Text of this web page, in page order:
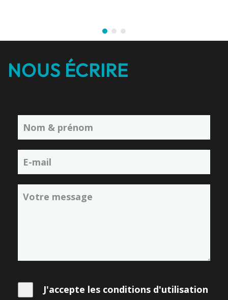
NOUS ÉCRIRE
J'accepte les conditions d'utilisation